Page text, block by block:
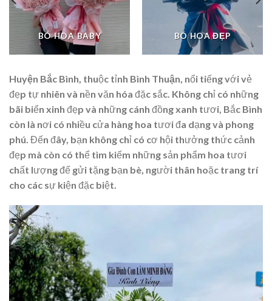
BÓ HOA BABY BÓ HOA ĐẸP
Huyện Bắc Bình, thuộc tỉnh Bình Thuận, nổi tiếng với vẻ
đẹp tự nhiên và nền văn hóa đặc sắc. Không chỉ có những
bãi biển xinh đẹp và những cánh đồng xanh tươi, Bắc Bình
còn là nơi có nhiều cửa hàng hoa tươi đa dạng và phong
phú. Đến đây, bạn không chỉ có cơ hội thưởng thức cảnh
đẹp mà còn có thể tìm kiếm những sản phẩm hoa tươi
chất lượng để gửi tặng bạn bè, người thân hoặc trang trí
cho các sự kiện đặc biệt.